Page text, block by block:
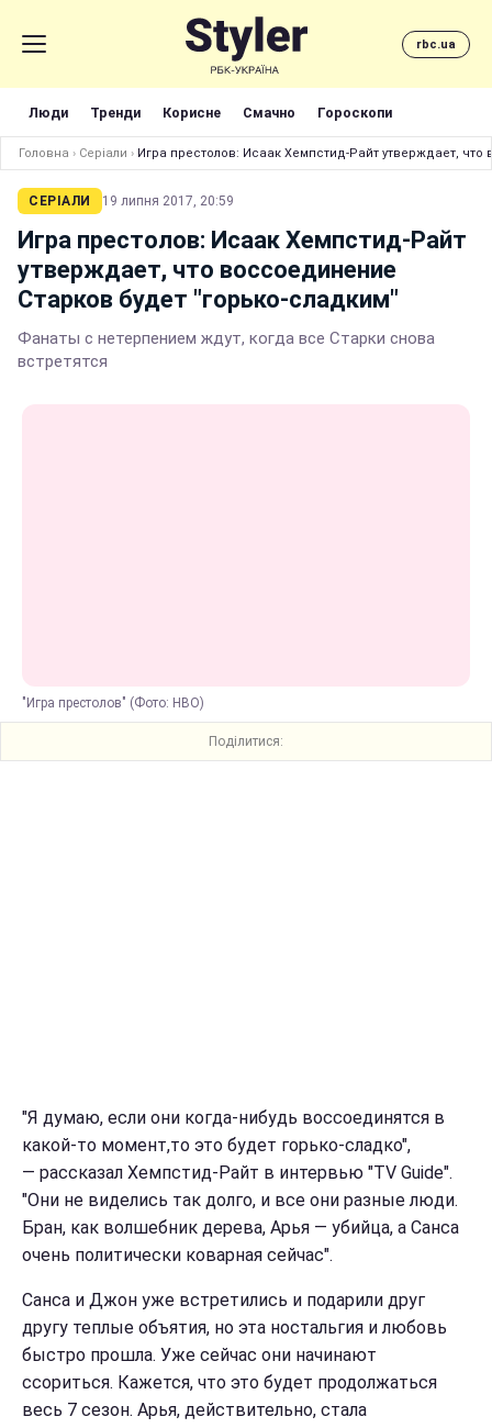
rbc.ua
Люди Тренди Корисне Смачно Гороскопи
Головна › Серіали ›
СЕРІАЛИ 19 липня 2017, 20:59
Игра престолов: Исаак Хемпстид-Райт
утверждает, что воссоединение
Старков будет "горько-сладким"
Фанаты с нетерпением ждут, когда все Старки снова
встретятся
"Игра престолов" (Фото: HBO)
Поділитися:
"Я думаю, если они когда-нибудь воссоединятся в
какой-то момент,то это будет горько-сладко",
— рассказал Хемпстид-Райт в интервью "TV Guide".
"Они не виделись так долго, и все они разные люди.
Бран, как волшебник дерева, Арья — убийца, а Санса
очень политически коварная сейчас".
Санса и Джон уже встретились и подарили друг
другу теплые объятия, но эта ностальгия и любовь
быстро прошла. Уже сейчас они начинают
ссориться. Кажется, что это будет продолжаться
весь 7 сезон. Арья, действительно, стала